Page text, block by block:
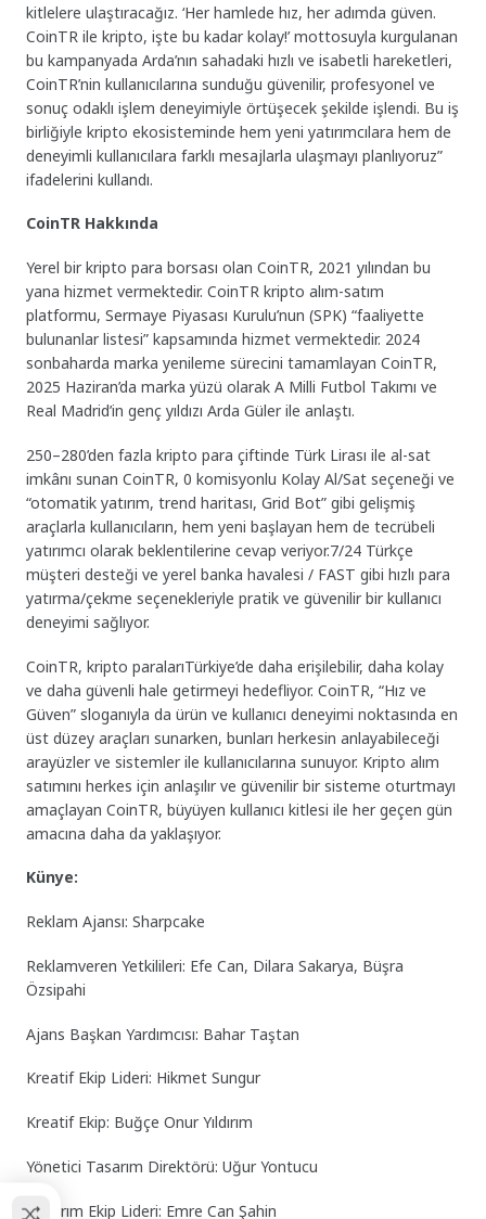
kitlelere ulaştıracağız. ‘Her hamlede hız, her adımda güven.
CoinTR ile kripto, işte bu kadar kolay!’ mottosuyla kurgulanan
bu kampanyada Arda’nın sahadaki hızlı ve isabetli hareketleri,
CoinTR’nin kullanıcılarına sunduğu güvenilir, profesyonel ve
sonuç odaklı işlem deneyimiyle örtüşecek şekilde işlendi. Bu iş
birliğiyle kripto ekosisteminde hem yeni yatırımcılara hem de
deneyimli kullanıcılara farklı mesajlarla ulaşmayı planlıyoruz”
ifadelerini kullandı.
CoinTR Hakkında
Yerel bir kripto para borsası olan CoinTR, 2021 yılından bu
yana hizmet vermektedir. CoinTR kripto alım-satım
platformu, Sermaye Piyasası Kurulu’nun (SPK) “faaliyette
bulunanlar listesi” kapsamında hizmet vermektedir. 2024
sonbaharda marka yenileme sürecini tamamlayan CoinTR,
2025 Haziran’da marka yüzü olarak A Milli Futbol Takımı ve
Real Madrid’in genç yıldızı Arda Güler ile anlaştı.
250–280’den fazla kripto para çiftinde Türk Lirası ile al-sat
imkânı sunan CoinTR, 0 komisyonlu Kolay Al/Sat seçeneği ve
“otomatik yatırım, trend haritası, Grid Bot” gibi gelişmiş
araçlarla kullanıcıların, hem yeni başlayan hem de tecrübeli
yatırımcı olarak beklentilerine cevap veriyor.7/24 Türkçe
müşteri desteği ve yerel banka havalesi / FAST gibi hızlı para
yatırma/çekme seçenekleriyle pratik ve güvenilir bir kullanıcı
deneyimi sağlıyor.
CoinTR, kripto paralarıTürkiye’de daha erişilebilir, daha kolay
ve daha güvenli hale getirmeyi hedefliyor. CoinTR, “Hız ve
Güven” sloganıyla da ürün ve kullanıcı deneyimi noktasında en
üst düzey araçları sunarken, bunları herkesin anlayabileceği
arayüzler ve sistemler ile kullanıcılarına sunuyor. Kripto alım
satımını herkes için anlaşılır ve güvenilir bir sisteme oturtmayı
amaçlayan CoinTR, büyüyen kullanıcı kitlesi ile her geçen gün
amacına daha da yaklaşıyor.
Künye:
Reklam Ajansı: Sharpcake
Reklamveren Yetkilileri: Efe Can, Dilara Sakarya, Büşra
Özsipahi
Ajans Başkan Yardımcısı: Bahar Taştan
Kreatif Ekip Lideri: Hikmet Sungur
Kreatif Ekip: Buğçe Onur Yıldırım
Yönetici Tasarım Direktörü: Uğur Yontucu
Tasarım Ekip Lideri: Emre Can Şahin